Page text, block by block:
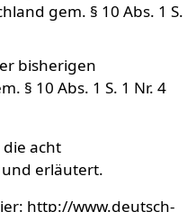
gem. § 10 Abs. 1 S.
bisherigen
§ 10 Abs. 1 S. 1 Nr. 4
acht
erläutert.
http://www.deutsch-